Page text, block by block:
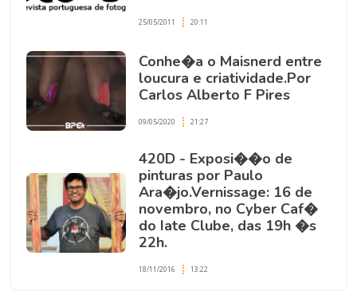
25/05/2011 20:11
Conhe�a o Maisnerd entre
loucura e criatividade.Por
Carlos Alberto F Pires
09/05/2020 21:27
420D - Exposi��o de
pinturas por Paulo
Ara�jo.Vernissage: 16 de
novembro, no Cyber Caf�
do Iate Clube, das 19h �s
22h.
18/11/2016 13:22